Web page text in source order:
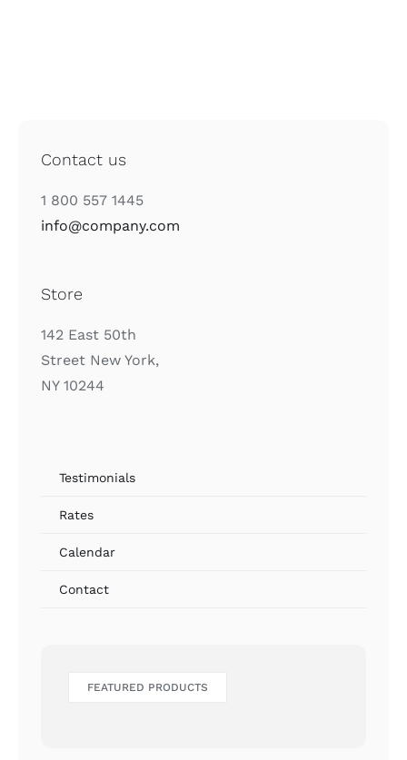
Contact us
1 800 557 1445
info@company.com
Store
142 East 50th
Street New York,
NY 10244
Testimonials
Rates
Calendar
Contact
FEATURED PRODUCTS